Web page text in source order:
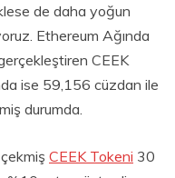
de daha yoğun
Ethereum Ağında
CEEK
ise 59,156 cüzdan ile
durumda.
CEEK Tokeni 30